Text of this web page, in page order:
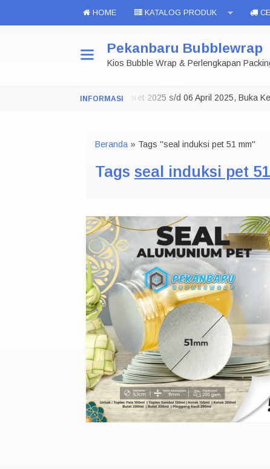
HOME KATALOG PRODUK
Pekanbaru Bubblewrap
Kios Bubble Wrap & Perlengkapan
Toko Tutup 29 Maret 2025 s/d 06 April 2025, Buka
Beranda » Tags "seal induksi pet 51 mm"
Tags seal induksi pet